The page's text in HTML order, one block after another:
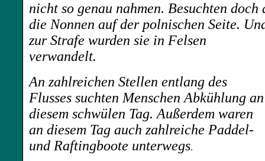
nicht so genau nahmen. Besuchten
die Nonnen auf der polnischen Seite.
zur Strafe wurden sie in Felsen
verwandelt.
An zahlreichen Stellen entlang des
Flusses suchten Menschen Abkühlung an
diesem schwülen Tag. Außerdem waren
an diesem Tag auch zahlreiche Paddel-
und Raftingboote unterwegs.